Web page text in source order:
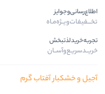
اطلاع‌رسانی‌و‌جوایز
تخـــفیفات‌ویــژه‌مـاه
تجربه‌خرید‌لذتبخش
خریــد‌سریـع‌و‌آســان
آجیل و خشکبار آفتاب گرم